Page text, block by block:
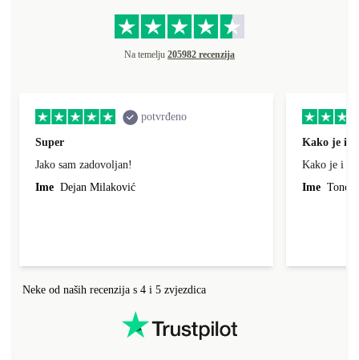
Na temelju 205982 recenzija
potvrđeno
Super
Jako sam zadovoljan!
Ime Dejan Milaković
Kako je i
Kako je i
Ime Tonci
Neke od naših recenzija s 4 i 5 zvjezdica